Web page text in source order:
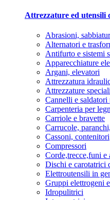
Attrezzature ed utensili
Abrasioni,
Alternatori e
Antifurto e sistemi
Apparecchiature
Argani, elevatori
Attrezzatura
Attrezzature speciali
Cannelli e
Carpenteria per
Carriole e bravette
Carrucole,
Cassoni, contenitori
Compressori
Corde,trecce,funi e
Dischi e carotatrici
Elettroutensili in
Gruppi elettrogeni
Idropulitrici